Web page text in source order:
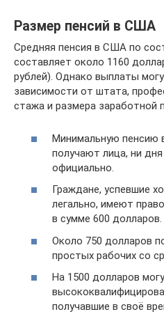
Размер пенсий в США
Средняя пенсия в США по
составляет около 1160
рублей). Однако выплаты
зависимости от штата,
стажа и размера заработной
Минимальную пенсию
получают лица, ни
официально.
Граждане, успевшие
легально, имеют
в сумме 600 долларов.
Около 750 долларов
простых рабочих со
На 1500 долларов
получавшие в своё